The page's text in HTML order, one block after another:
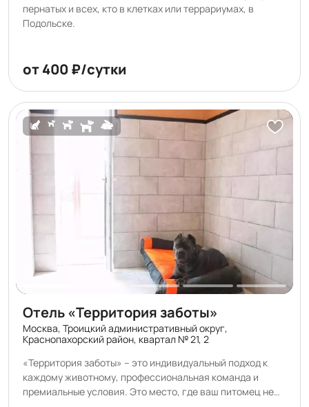
пернатых и всех, кто в клетках или террариумах, в
Подольске.
от 400 ₽/сутки
Отель «Территория заботы»
Москва, Троицкий административный округ,
Краснопахорский район, квартал № 21, 2
«Территория заботы» – это индивидуальный подход к
каждому животному, профессиональная команда и
премиальные условия. Это место, где ваш питомец не